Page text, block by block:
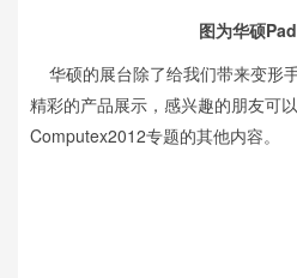
图为华硕
华硕的展台除了给我们带来变形
精彩的产品展示，感兴趣的朋友可
Computex2012专题的其他内容。